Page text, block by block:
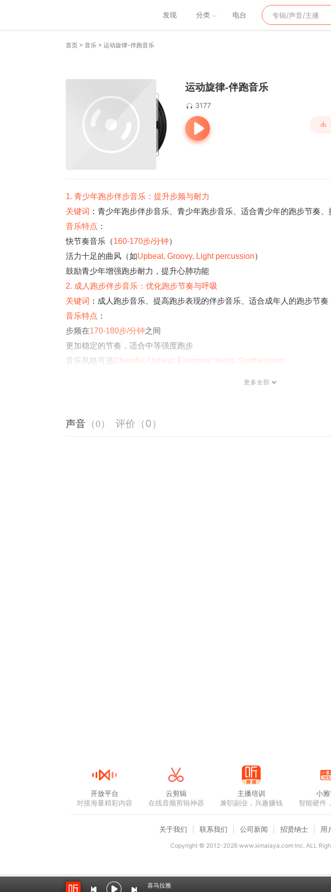
发现 分类 电台
首页 > 音乐 > 运动旋律-伴跑音乐
运动旋律-伴跑音乐
3177
1. 青少年跑步伴步音乐：提升步频与耐力
关键词 ：青少年跑步伴步音乐、青少年跑步音乐、适合青少年的跑步节奏
音乐特点 ：
快节奏音乐（160-170步/分钟）
活力十足的曲风（如Upbeat, Groovy, Light percussion）
鼓励青少年增强跑步耐力，提升心肺功能
2. 成人跑步伴步音乐：优化跑步节奏与呼吸
关键词 ：成人跑步音乐、提高跑步表现的伴步音乐、适合成年人的跑步节奏
音乐特点 ：
步频在170-180步/分钟之间
更加稳定的节奏，适合中等强度跑步
音乐风格可选Cheerful, Upbeat, Electronic beats, Synthesizers
步频较低（
140-160步/分钟
适合跑步的音乐
个性化跑步音乐
适合青少年的跑步音乐
更多全部
声音 （0） 评价 （0 ）
喜马拉雅
开放平台
对接海量精彩内容
云剪辑
在线音频剪辑神器
主播培训
兼职副业，兴趣赚钱
小
智能硬件
关于我们 联系我们 公司新闻 招贤纳士 用
Copyright © 2012-2026www.ximalaya.com lnc. ALL